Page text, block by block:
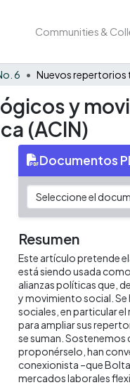
Communities &
6
y
(ACIN)
Documentos
Resumen
Este artículo pretende
está siendo usada
alianzas políticas que,
y movimiento social. Se
sociales, en particular
para ampliar sus
se suman. Sostenemos
proponérselo, han
conexionista –que
mercados laborales